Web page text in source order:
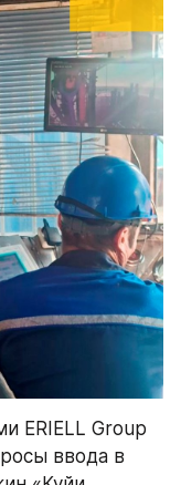
ERIELL Group
ввода в